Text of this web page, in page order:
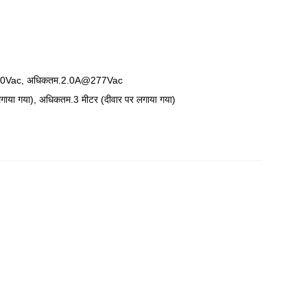
अधिकतम.2.0A@277Vac
गया), अधिकतम.3 मीटर (दीवार पर लगाया गया)